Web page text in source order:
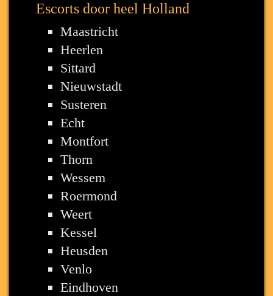
Escorts door heel Holland
Maastricht
Heerlen
Sittard
Nieuwstadt
Susteren
Echt
Montfort
Thorn
Wessem
Roermond
Weert
Kessel
Heusden
Venlo
Eindhoven